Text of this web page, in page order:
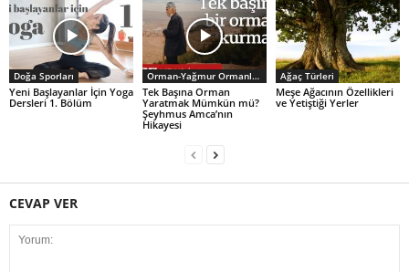
Doğa Sporları
Yeni Başlayanlar İçin Yoga
Dersleri 1. Bölüm
Orman-Yağmur Ormanları
Tek Başına Orman
Yaratmak Mümkün mü?
Şeyhmus Amca’nın
Hikayesi
Ağaç Türleri
Meşe Ağacının Özellikleri
ve Yetiştiği Yerler
CEVAP VER